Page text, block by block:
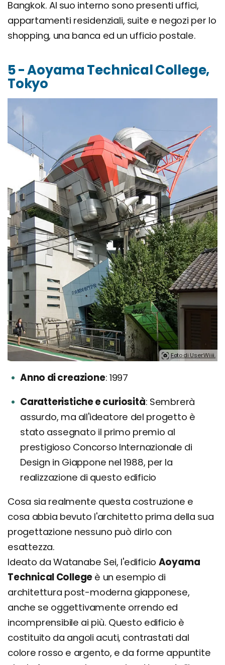
Bangkok. Al suo interno sono presenti uffici,
appartamenti residenziali, suite e negozi per lo
shopping, una banca ed un ufficio postale.
5 - Aoyama Technical College,
Tokyo
Foto di User:Wiiii.
Anno di creazione 1997
Caratteristiche e curiosità Sembrerà
assurdo, ma all'ideatore del progetto è
stato assegnato il primo premio al
prestigioso Concorso Internazionale di
Design in Giappone nel 1988, per la
realizzazione di questo edificio
Cosa sia realmente questa costruzione e
cosa abbia bevuto l'architetto prima della sua
progettazione nessuno può dirlo con
esattezza.
Ideato da Watanabe Sei, l'edificio Aoyama
Technical College è un esempio di
architettura post-moderna giapponese,
anche se oggettivamente orrendo ed
incomprensibile ai più. Questo edificio è
costituito da angoli acuti, contrastati dal
colore rosso e argento, e da forme appuntite